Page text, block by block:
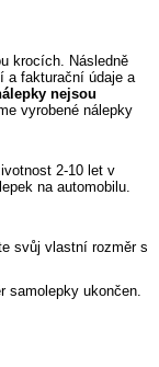
krocích. Následně
a fakturační údaje a
nejsou
vyrobené nálepky
2-10 let v
na automobilu.
svůj vlastní rozměr s
samolepky ukončen.